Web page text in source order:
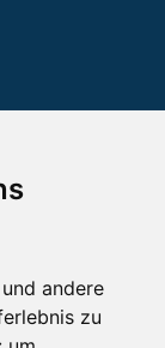
andere
zu
Android - Ein